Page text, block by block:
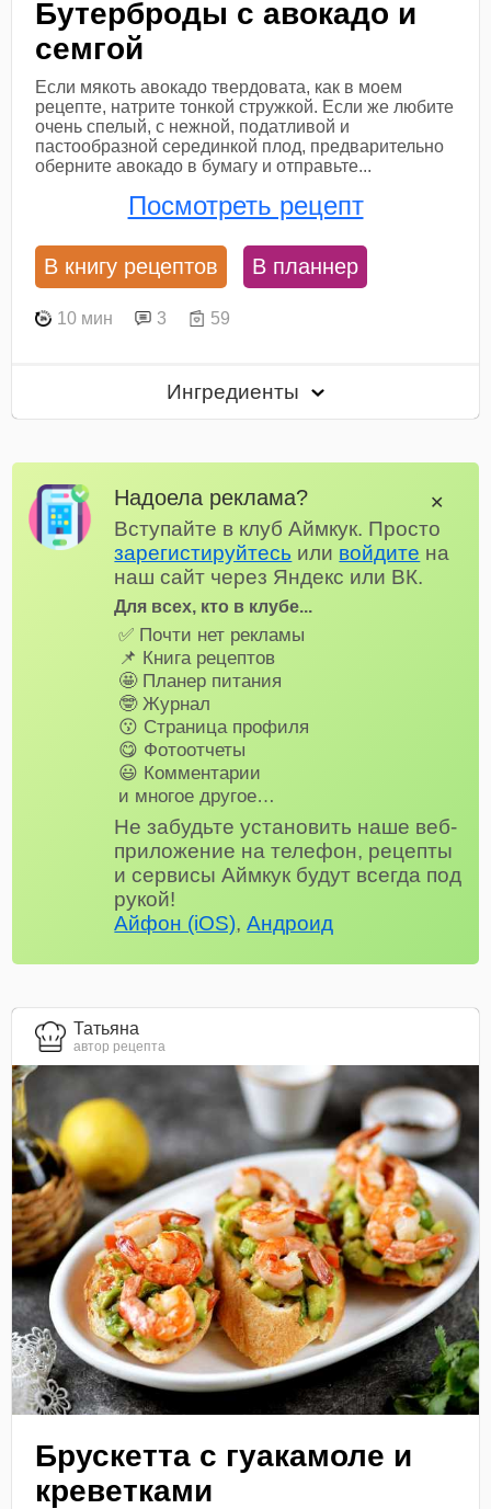
Бутерброды с авокадо и
семгой
Если мякоть авокадо твердовата, как в моем
рецепте, натрите тонкой стружкой. Если же любите
очень спелый, с нежной, податливой и
пастообразной серединкой плод, предварительно
оберните авокадо в бумагу и отправьте...
Посмотреть рецепт
В книгу рецептов В планнер
10 мин 3 59
Ингредиенты
Надоела реклама?
Вступайте в клуб Аймкук. Просто
зарегистируйтесь или войдите на
наш сайт через Яндекс или ВК.
Для всех, кто в клубе...
✅ Почти нет рекламы
📌 Книга рецептов
🤩 Планер питания
🤓 Журнал
😗 Страница профиля
😋 Фотоотчеты
😃 Комментарии
и многое другое…
Не забудьте установить наше веб-
приложение на телефон, рецепты
и сервисы Аймкук будут всегда под
рукой!
Айфон (iOS),Андроид
✕
Татьяна
автор рецепта
Брускетта с гуакамоле и
креветками